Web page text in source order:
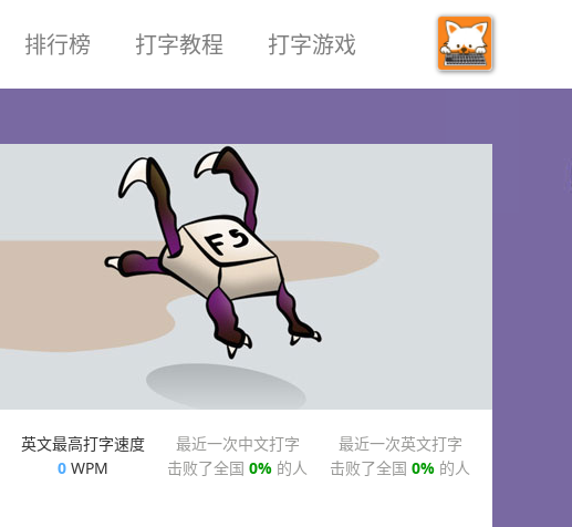
排行榜 打字教程 打字游戏
英文最高打字速度
0 WPM
最近一次中文打字
击败了全国 0% 的人
最近一次英文打字
击败了全国 0% 的人